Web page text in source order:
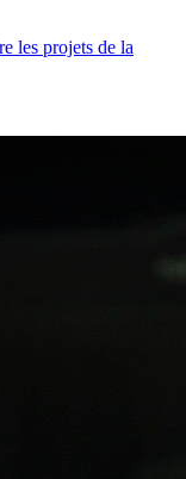
les projets de la